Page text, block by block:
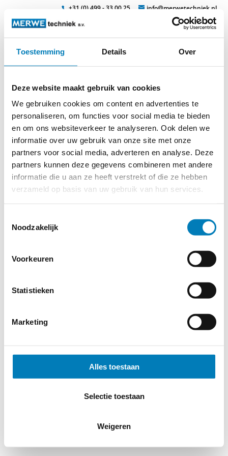
Toestemming Details Over
Deze website maakt gebruik van cookies
We gebruiken cookies om content en advertenties te
personaliseren, om functies voor social media te bieden
en om ons websiteverkeer te analyseren. Ook delen we
informatie over uw gebruik van onze site met onze
partners voor social media, adverteren en analyse. Deze
partners kunnen deze gegevens combineren met andere
informatie die u aan ze heeft verstrekt of die ze hebben
verzameld op basis van uw gebruik van hun services.
Noodzakelijk
Voorkeuren
Statistieken
Marketing
Alles toestaan
Selectie toestaan
Weigeren
+31 (0) 499 - 33 00 25 info@merwetechniek.nl
Veelzijdig in elektrotechnische producten
sreleer_air_f
© 2026MERWEtechniek B.V.-Disclaimer- Privacy Policy